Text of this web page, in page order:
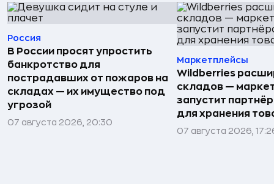
Россия
В России просят упростить
банкротство для
пострадавших от пожаров на
складах — их имущество под
угрозой
07 августа 2026, 20:30
Маркетплейсы
Wildberries
складов —
запустит
для хранения
07 августа 2026,